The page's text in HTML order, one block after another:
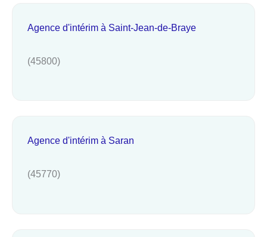
Agence d'intérim à Saint-Jean-de-Braye
(45800)
Agence d'intérim à Saran
(45770)